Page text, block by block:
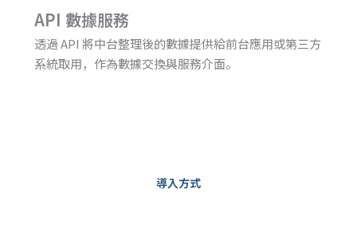
API 數據服務
透過 API 將中台整理後的數據提供給前台應用或第三方
系統取用，作為數據交換與服務介面。
導入方式